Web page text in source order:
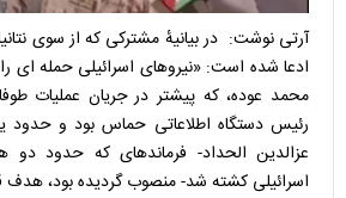
آرتی نوشت: در بیانیهٔ مشترکی که از سوی
ادعا شده است: «نیروهای اسرائیلی حمله ای
رئیس دستگاه اطلاعاتی حماس بود و
عزالدین الحداد- فرماندهای که حدود
اسرائیلی کشته شد- منصوب گردیده بود، هدف